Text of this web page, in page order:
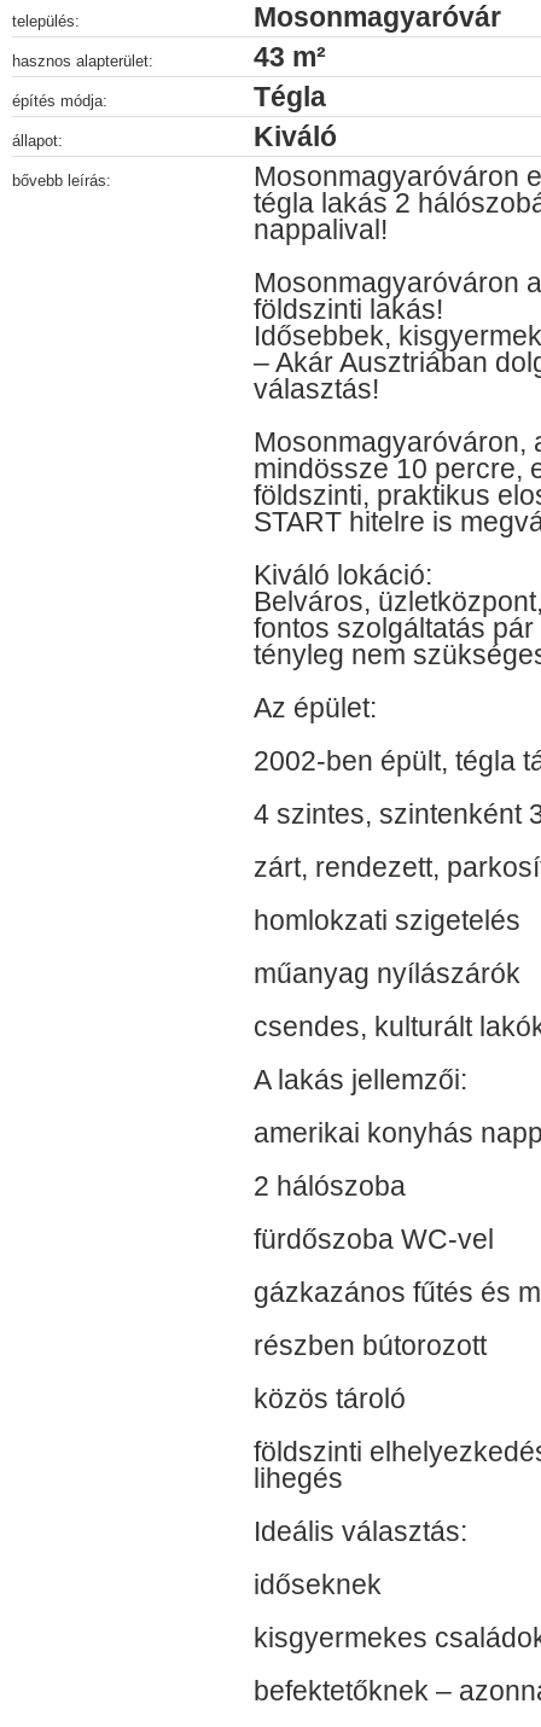
település: Mosonmagyaróvár
hasznos alapterület: 43 m²
építés módja: Tégla
állapot: Kiváló
bővebb leírás:
Mosonmagyaróváron
tégla lakás 2
nappalival!
Mosonmagyaróváron
földszinti lakás!
Idősebbek,
– Akár Ausztriában
választás!
Mosonmagyaróváron,
mindössze 10 percre,
földszinti, praktikus
START hitelre is
Kiváló lokáció:
Belváros,
fontos szolgáltatás
tényleg nem
Az épület:
2002-ben épült, tégla
4 szintes, szintenként
zárt, rendezett,
homlokzati szigetelés
műanyag nyílászárók
csendes, kulturált
A lakás jellemzői:
amerikai konyhás
2 hálószoba
fürdőszoba WC-vel
gázkazános fűtés és
részben bútorozott
közös tároló
földszinti
lihegés
Ideális választás:
időseknek
kisgyermekes
befektetőknek –